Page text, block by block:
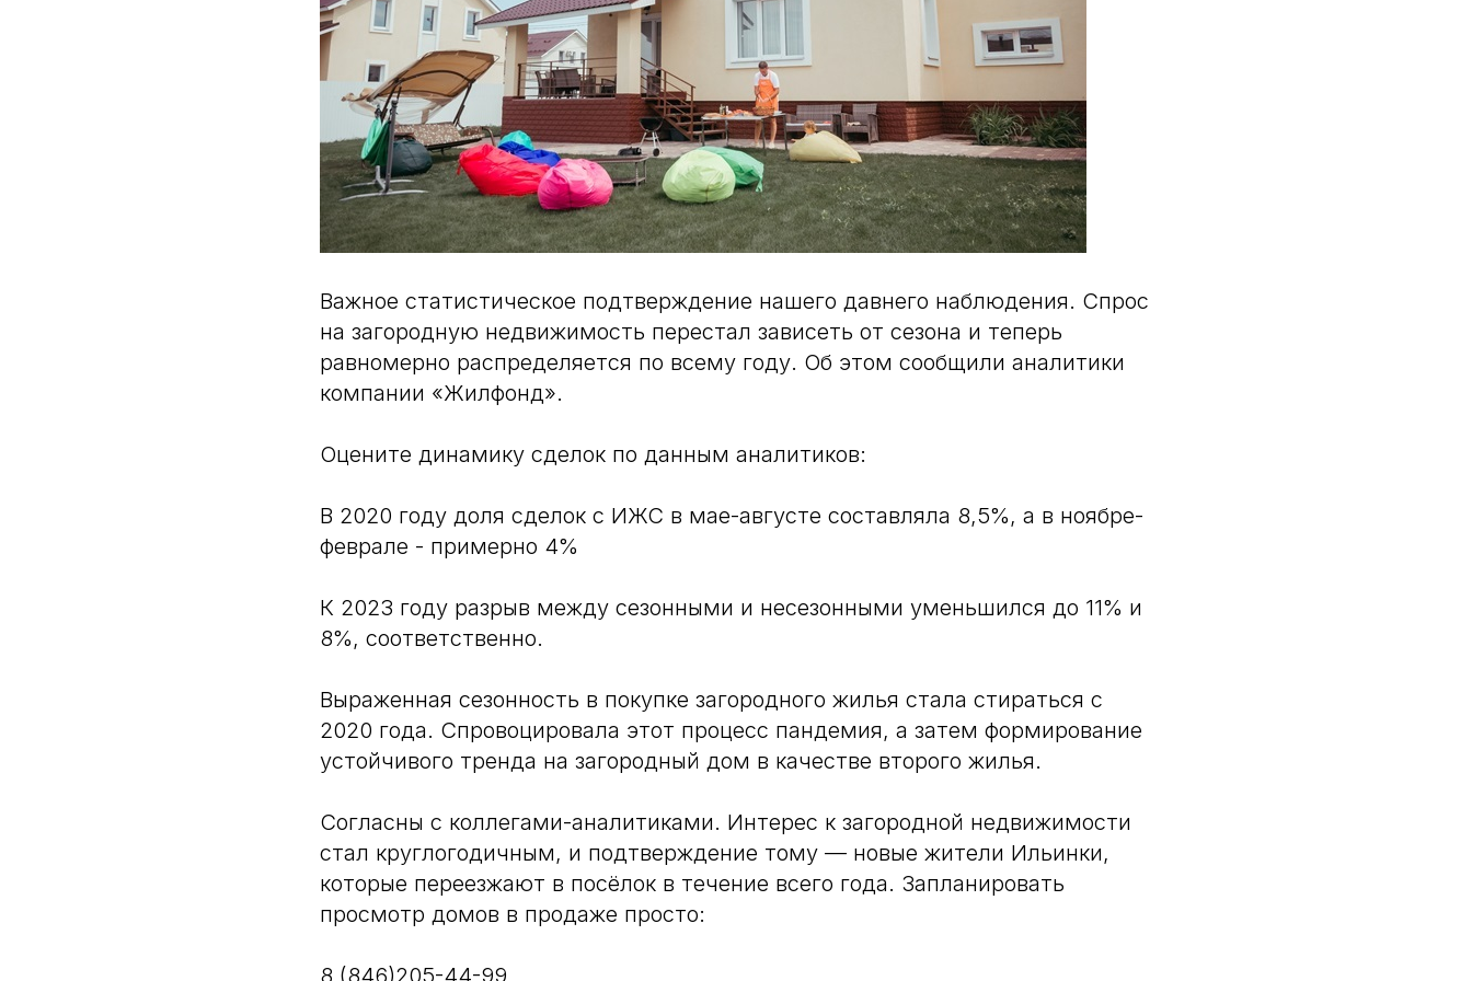
Важное статистическое подтверждение нашего давнего наблюдения. Спрос
на загородную недвижимость перестал зависеть от сезона и теперь
равномерно распределяется по всему году. Об этом сообщили аналитики
компании «Жилфонд».
Оцените динамику сделок по данным аналитиков:
В 2020 году доля сделок с ИЖС в мае-августе составляла 8,5%, а в ноябре-
феврале - примерно 4%
К 2023 году разрыв между сезонными и несезонными уменьшился до 11% и
8%, соответственно.⠀
Выраженная сезонность в покупке загородного жилья стала стираться с
2020 года. Спровоцировала этот процесс пандемия, а затем формирование
устойчивого тренда на загородный дом в качестве второго жилья.
Согласны с коллегами-аналитиками. Интерес к загородной недвижимости
стал круглогодичным, и подтверждение тому — новые жители Ильинки,
которые переезжают в посёлок в течение всего года. Запланировать
просмотр домов в продаже просто:
8 (846)205-44-99